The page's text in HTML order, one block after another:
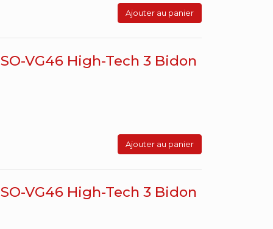
Ajouter au panier
VG46 High-Tech 3 Bidon
Ajouter au panier
VG46 High-Tech 3 Bidon